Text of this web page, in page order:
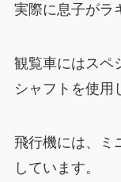
実際に息子がラ
観覧車にはスペ
シャフトを使用
飛行機には、ミ
しています。